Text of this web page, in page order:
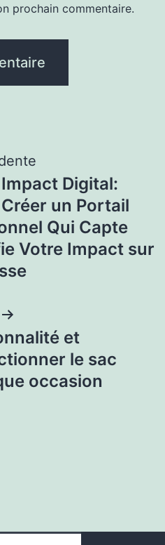
prochain commentaire.
Digital:
un Portail
Qui Capte
Votre Impact sur
et
le sac
occasion